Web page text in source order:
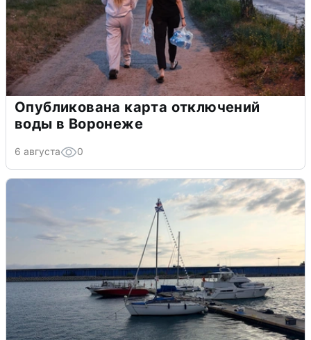
Опубликована карта отключений
воды в Воронеже
6 августа 0